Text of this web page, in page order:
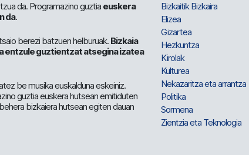
da. Programazino guztia euskera
da.
berezi batzuen helburuak. Bizkaia
entzule guztientzat atsegina izatea
be musika euskalduna eskeiniz.
guztia euskera hutsean emitiduten
bizkaiera hutsean egiten dauan
Bizkaitik Bizkaira
Elizea
Gizartea
Hezkuntza
Kirolak
Kulturea
Nekazaritza eta arrantza
Politika
Sormena
Zientzia eta Teknologia